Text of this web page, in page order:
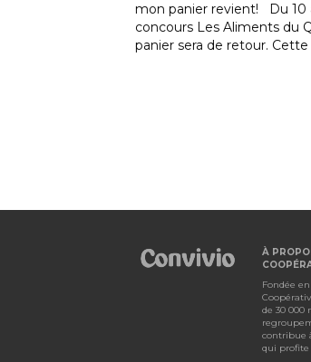
Vous avez été nombreux à
IGA de Saint-Jean-
Festivent ! Tel qu’annoncé
À
Fondée en
de 30 000
contribue
qui profite